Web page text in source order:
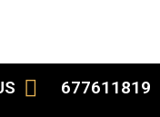
677611819